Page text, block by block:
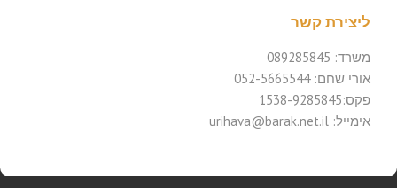
ליצירת קשר
משרד: 089285845
אורי שחם: 052-5665544
פקס:1538-9285845
אימייל: urihava@barak.net.il